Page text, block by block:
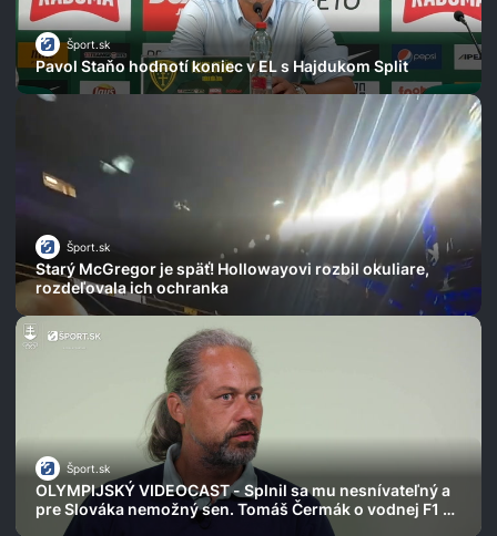
Šport.sk
Pavol Staňo hodnotí koniec v EL s Hajdukom Split
Šport.sk
Starý McGregor je späť! Hollowayovi rozbil okuliare,
rozdeľovala ich ochranka
Šport.sk
OLYMPIJSKÝ VIDEOCAST - Splnil sa mu nesnívateľný a
pre Slováka nemožný sen. Tomáš Čermák o vodnej F1 aj
najdlhších pretekoch